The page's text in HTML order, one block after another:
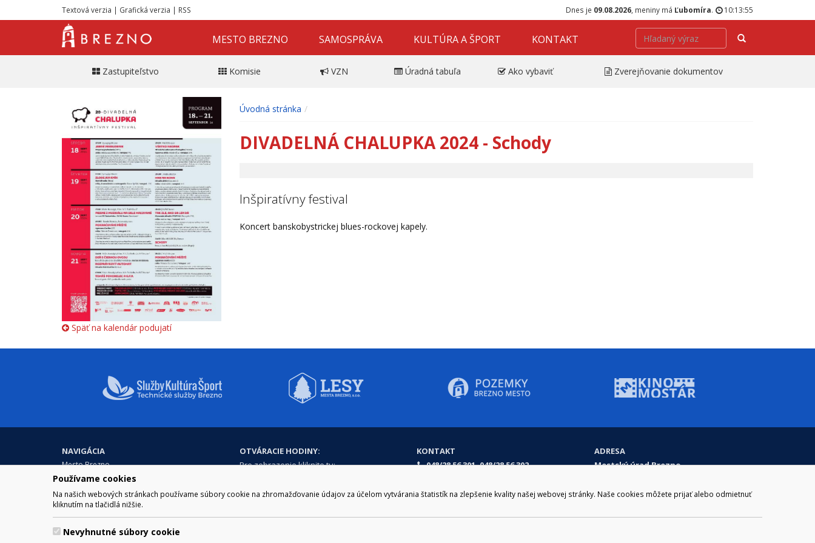
Používame cookies
Na našich webových stránkach používame súbory cookie na zhromažďovanie údajov za účelom vytvárania štatistík na zlepšenie kvality našej webovej stránky. Naše cookies môžete prijať alebo odmietnuť
kliknutím na tlačidlá nižšie.
Nevyhnutné súbory cookie
Textová verzia | Grafická verzia | RSS Dnes je 09.08.2026 , meniny má Ľubomíra. 10:13:55
MESTO BREZNO SAMOSPRÁVA KULTÚRA A ŠPORT KONTAKT Hľadať
Zastupiteľstvo Komisie VZN Úradná tabuľa Ako vybaviť Zverejňovanie dokumentov
Späť na kalendár podujatí
Úvodná stránka
DIVADELNÁ CHALUPKA 2024 - Schody
Inšpiratívny festival
Koncert banskobystrickej blues-rockovej kapely.
NAVIGÁCIA
Mesto Brezno
Samospráva
Kultúra a šport
Kontakt
OTVÁRACIE HODINY:
Pre zobrazenie kliknite tu:
Obedňajšia prestávka
KONTAKT
048/28 56 301, 048/28 56 302
ADRESA
Mestský úrad Brezno
Slovakia (Slovak Republic)